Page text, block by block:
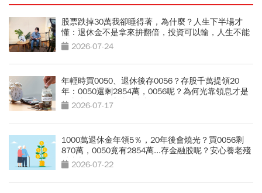
股票跌掉30萬我卻睡得著，為什麼？人生下半場才
懂：退休金不是拿來拚翻倍，投資可以輸，人生不能
賭 2026-07-24
年輕時買0050、退休後存0056？存股千萬提領20
年：0050還剩2854萬，0056呢？為何光靠領息才是
吃老本…現金流殘酷真相
2026-07-17
1000萬退休金年領5％，20年後會燒光？買0056剩
870萬，0050竟有2854萬...存金融股呢？安心養老殘
酷真相
2026-07-22